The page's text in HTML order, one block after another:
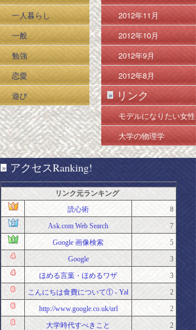
一人暮らし
一般
勉強
恋愛
遊び
2012年11月
2012年10月
2012年9月
2012年8月
» リンク
モデルになりたい女性
のための努力ポイント
大学の物理学
» アクセスRanking!
リンク元ランキング
読心術
8
Ask.com Web Search
7
Google 画像検索
5
Google
3
ほめる言葉・ほめるワザ
3
こんにちは食費について① - Yahoo!知恵袋
2
http://www.google.co.uk/url
2
大学時代すべきこと
2